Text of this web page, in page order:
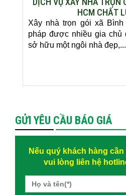
HCM CHẤT
Xây nhà trọn gói xã
pháp được nhiều gia chủ
sở hữu một ngôi nhà đẹp,...
GỬI YÊU CẦU BÁO GIÁ
Nếu quý khách hàng
vui lòng liên hệ